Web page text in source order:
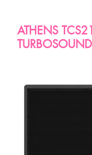
ATHENS
TURBOSOUND